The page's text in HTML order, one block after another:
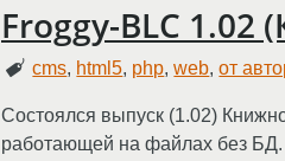
Froggy-BLC 1.02
cms, html5, php,web,от
Состоялся выпуск (1.02)
работающей на файлах без БД.